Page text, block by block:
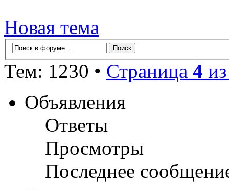
Новая тема
Тем: 1230 • Страница 4
Объявления
Ответы
Просмотры
Последнее